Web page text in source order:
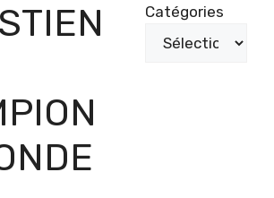
Catégories